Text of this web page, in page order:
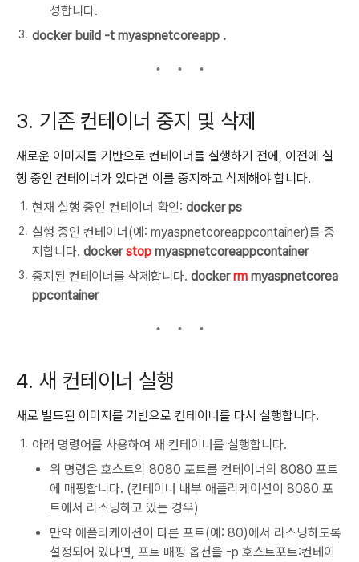
성합니다.
docker build -t myaspnetcoreapp .
3. 기존 컨테이너 중지 및 삭제
새로운 이미지를 기반으로 컨테이너를 실행하기 전에, 이전에 실
행 중인 컨테이너가 있다면 이를 중지하고 삭제해야 합니다.
현재 실행 중인 컨테이너 확인: docker ps
실행 중인 컨테이너(예: myaspnetcoreappcontainer)를 중
지합니다. dockerstop myaspnetcoreappcontainer
중지된 컨테이너를 삭제합니다. dockerrm myaspnetcorea
ppcontainer
4. 새 컨테이너 실행
새로 빌드된 이미지를 기반으로 컨테이너를 다시 실행합니다.
아래 명령어를 사용하여 새 컨테이너를 실행합니다.
위 명령은 호스트의 8080 포트를 컨테이너의 8080 포트
에 매핑합니다. (컨테이너 내부 애플리케이션이 8080 포
트에서 리스닝하고 있는 경우)
만약 애플리케이션이 다른 포트(예: 80)에서 리스닝하도록
설정되어 있다면, 포트 매핑 옵션을 -p 호스트포트:컨테이